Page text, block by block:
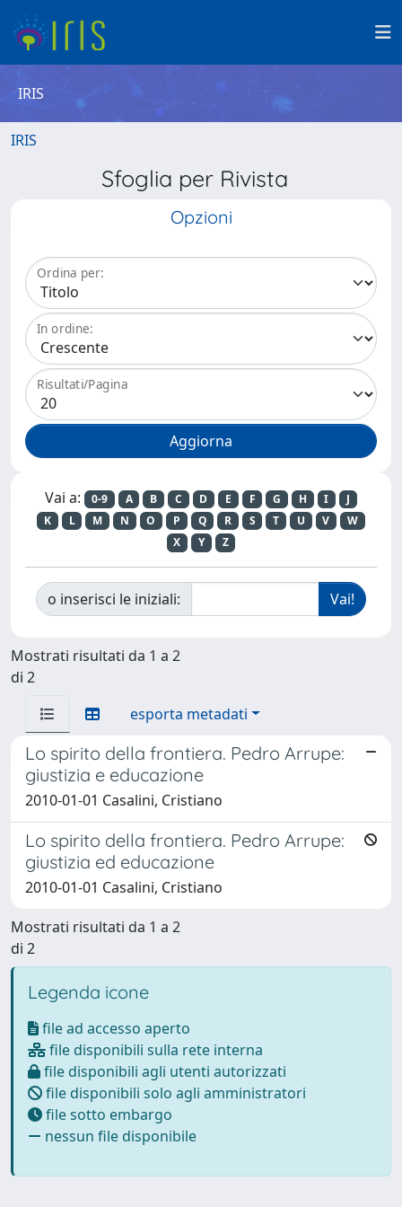
IRIS
IRIS
Sfoglia per Rivista
Opzioni
Ordina per:
In ordine:
Risultati/Pagina
Vai a: 0-9 A B C D E F G H I
J
K
L M N O P Q R S T U V
W
X
Y Z
o inserisci le iniziali:
Mostrati risultati da 1 a 2
di 2
esporta metadati
Lo spirito della frontiera. Pedro Arrupe:
giustizia e educazione
2010-01-01 Casalini, Cristiano
Lo spirito della frontiera. Pedro Arrupe:
giustizia ed educazione
2010-01-01 Casalini, Cristiano
Mostrati risultati da 1 a 2
di 2
Legenda icone
file ad accesso aperto
file disponibili sulla rete interna
file disponibili agli utenti autorizzati
file disponibili solo agli amministratori
file sotto embargo
nessun file disponibile